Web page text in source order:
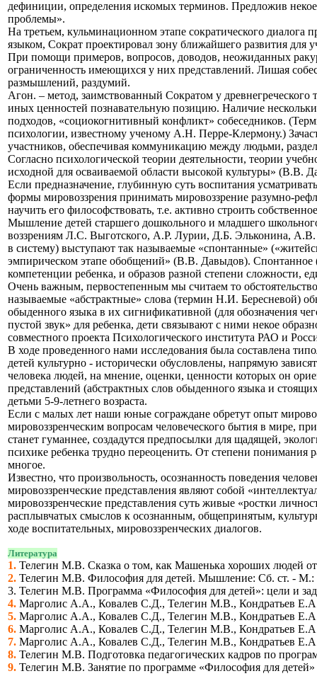
дефиниции, определения искомых терминов. Предложив
проблемы».
На третьем, кульминационном этапе сократического
языком, Сократ проектировал зону ближайшего развития для
При помощи примеров, вопросов, доводов, неожиданных
ограниченность имеющихся у них представлений. Лишая
размышлений, раздумий.
Агон. – метод, заимствованный Сократом у
иных ценностей познавательную позицию. Наличие
подходов, «социокогнитивный конфликт» собеседников.
психологии, известному ученому А.Н. Перре-Клермону.)
участников, обеспечивая коммуникацию между людьми,
Согласно психологической теории деятельности, теории
исходной для осваиваемой области высокой культуры» (В.В.
Если предназначение, глубинную суть воспитания
формы мировоззрения принимать мировоззрение разумно-
научить его философствовать, т.е. активно строить
Мышление детей старшего дошкольного и младшего школьного
воззрениям Л.С. Выготского, А.Р. Лурии, Д.Б. Эльконина, А.В.
в систему) выступают так называемые «спонтанные»
эмпирическом этапе обобщений» (В.В. Давыдов). Спонтанное
компетенции ребенка, и образов разной степени сложности,
Очень важным, первостепенным мы считаем то
называемые «абстрактные» слова (термин Н.И. Бересневой)
обыденного языка в их сигнификативной (для обозначения
пустой звук» для ребенка, дети связывают с ними некое
совместного проекта Психологического института РАО и
В ходе проведенного нами исследования была составлена
детей культурно - исторически обусловлены, напрямую
человека людей, на мнение, оценки, ценности которых он
представлений (абстрактных слов обыденного языка и
детьми 5-9-летнего возраста.
Если с малых лет наши юные сограждане обретут опыт
мировоззренческим вопросам человеческого бытия в мире,
станет гуманнее, создадутся предпосылки для щадящей,
психике ребенка трудно переоценить. От степени понимания
многое.
Известно, что произвольность, осознанность поведения
мировоззренческие представления являют собой
мировоззренческие представления суть живые «ростки
расплывчатых смыслов к осознанным, общепринятым,
ходе воспитательных, мировоззренческих диалогов.
Литература
1. Телегин М.В. Сказка о том, как Машенька хороших людей
2. Телегин М.В. Философия для детей. Мышление: Сб. ст. -
3. Телегин М.В. Программа «Философия для детей»: цели и
4. Марголис А.А., Ковалев С.Д., Телегин М.В., Кондратьев
5. Марголис А.А., Ковалев С.Д., Телегин М.В., Кондратьев
6. Марголис А.А., Ковалев С.Д., Телегин М.В., Кондратьев
7. Марголис А.А., Ковалев С.Д., Телегин М.В., Кондратьев
8. Телегин М.В. Подготовка педагогических кадров по
9. Телегин М.В. Занятие по программе «Философия для